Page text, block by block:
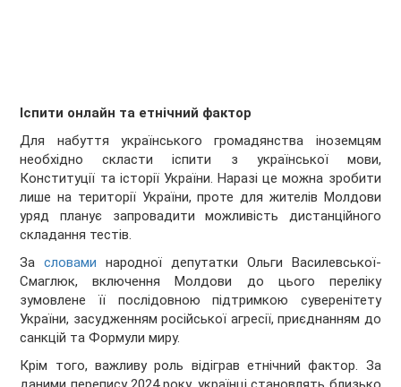
Іспити онлайн та етнічний фактор
Для набуття українського громадянства іноземцям
необхідно скласти іспити з української мови,
Конституції та історії України. Наразі це можна зробити
лише на території України, проте для жителів Молдови
уряд планує запровадити можливість дистанційного
складання тестів.
Засловами народної депутатки Ольги Василевської-
Смаглюк, включення Молдови до цього переліку
зумовлене її послідовною підтримкою суверенітету
України, засудженням російської агресії, приєднанням до
санкцій та Формули миру.
Крім того, важливу роль відіграв етнічний фактор. За